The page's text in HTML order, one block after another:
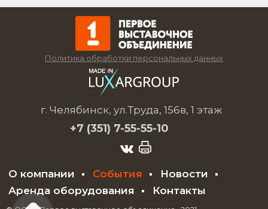
Политика обработки персональных данных
г. Челябинск, ул.Труда, 156в, 1 этаж
+7 (351) 7-55-55-10
О компании События
Новости
Аренда оборудования
Контакты